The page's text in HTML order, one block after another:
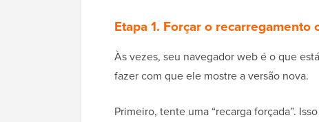
Etapa 1. Forçar o
Às vezes, seu navegador web é o que
fazer com que ele mostre a versão nova.
Primeiro, tente uma “recarga forçada”.